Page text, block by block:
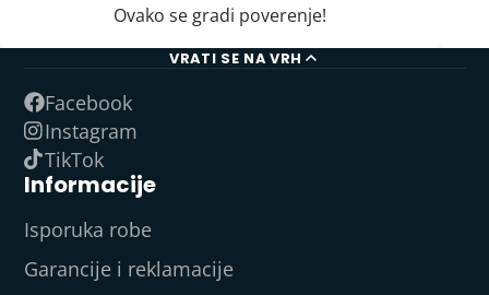
Ovako se gradi poverenje!
VRATI SE NA VRH
Facebook
Instagram
TikTok
Informacije
Isporuka robe
Garancije i reklamacije